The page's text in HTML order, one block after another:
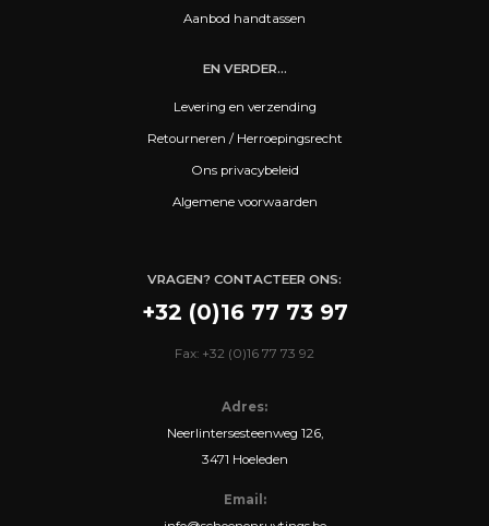
Aanbod handtassen
EN VERDER...
Levering en verzending
Retourneren / Herroepingsrecht
Ons privacybeleid
Algemene voorwaarden
VRAGEN? CONTACTEER ONS:
+32 (0)16 77 73 97
Fax: +32 (0)16 77 73 92
Adres:
Neerlintersesteenweg 126,
3471 Hoeleden
Email: